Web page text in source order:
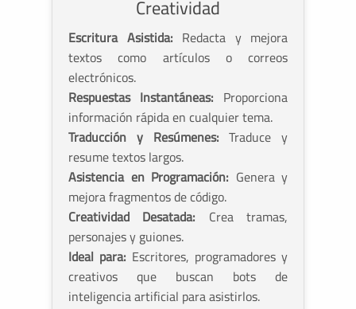
Creatividad
Escritura Asistida: Redacta y mejora
textos como artículos o correos
electrónicos.
Respuestas Instantáneas: Proporciona
información rápida en cualquier tema.
Traducción y Resúmenes: Traduce y
resume textos largos.
Asistencia en Programación: Genera y
mejora fragmentos de código.
Creatividad Desatada: Crea tramas,
personajes y guiones.
Ideal para: Escritores, programadores y
creativos que buscan bots de
inteligencia artificial para asistirlos.